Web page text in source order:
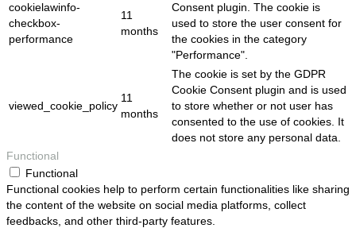
cookielawinfo-
checkbox-
performance
11
months
Consent plugin. The cookie is
used to store the user consent for
the cookies in the category
"Performance".
viewed_cookie_policy
11
months
The cookie is set by the GDPR
Cookie Consent plugin and is used
to store whether or not user has
consented to the use of cookies. It
does not store any personal data.
Functional
Functional
Functional cookies help to perform certain functionalities like sharing
the content of the website on social media platforms, collect
feedbacks, and other third-party features.